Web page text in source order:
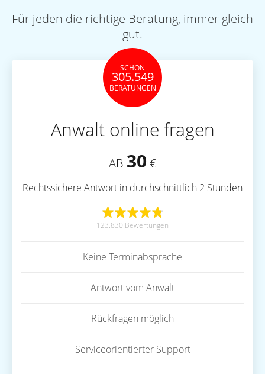
Für jeden die richtige Beratung, immer gleich
gut.
SCHON
305.549
BERATUNGEN
Anwalt online fragen
AB 30 €
Rechtssichere Antwort in durchschnittlich 2 Stunden
123.830 Bewertungen
Keine Terminabsprache
Antwort vom Anwalt
Rückfragen möglich
Serviceorientierter Support